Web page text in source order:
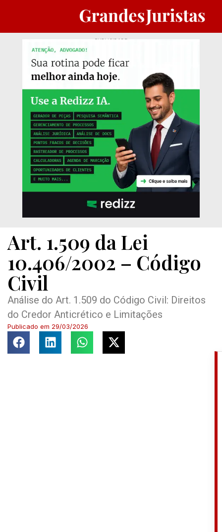
PUBLICIDADE
Art. 1.509 da Lei
10.406/2002 – Código
Civil
Análise do Art. 1.509 do Código Civil: Direitos
do Credor Anticrético e Limitações
Publicado em 29/03/2026